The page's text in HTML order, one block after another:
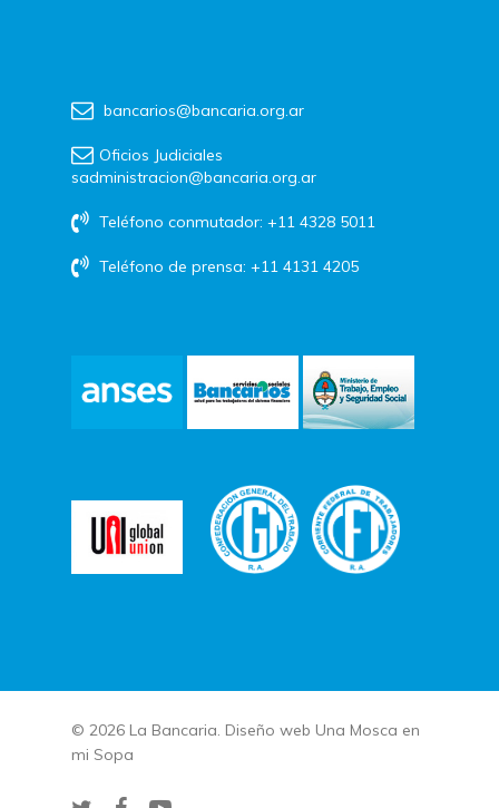
bancarios@bancaria.org.ar
Oficios Judiciales
sadministracion@bancaria.org.ar
Teléfono conmutador: +11 4328 5011
Teléfono de prensa: +11 4131 4205
© 2026 La Bancaria. Diseño web Una Mosca en
mi Sopa